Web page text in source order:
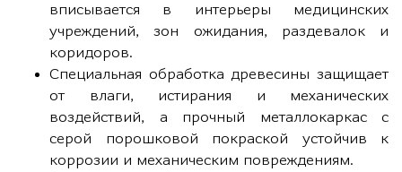
вписывается в интерьеры медицинских
учреждений, зон ожидания, раздевалок и
коридоров.
Специальная обработка древесины защищает
от влаги, истирания и механических
воздействий, а прочный металлокаркас с
серой порошковой покраской устойчив к
коррозии и механическим повреждениям.